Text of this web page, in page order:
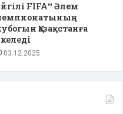
FIFA™ Әлем
Қазақстанға
03.12.2025